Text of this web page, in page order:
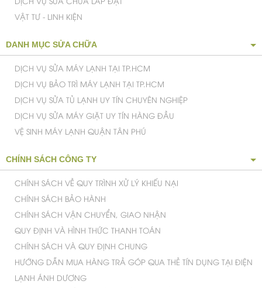
DỊCH VỤ SỬA CHỮA LẮP ĐẶT
VẬT TƯ - LINH KIỆN
DANH MỤC SỬA CHỮA
DỊCH VỤ SỬA MÁY LẠNH TẠI TP.HCM
DỊCH VỤ BẢO TRÌ MÁY LẠNH TẠI TP.HCM
DỊCH VỤ SỬA TỦ LẠNH UY TÍN CHUYÊN NGHIỆP
DỊCH VỤ SỬA MÁY GIẶT UY TÍN HÀNG ĐẦU
VỆ SINH MÁY LẠNH QUẬN TÂN PHÚ
CHÍNH SÁCH CÔNG TY
CHÍNH SÁCH VỀ QUY TRÌNH XỬ LÝ KHIẾU NẠI
CHÍNH SÁCH BẢO HÀNH
CHÍNH SÁCH VẬN CHUYỂN, GIAO NHẬN
QUY ĐỊNH VÀ HÌNH THỨC THANH TOÁN
CHÍNH SÁCH VÀ QUY ĐỊNH CHUNG
HƯỚNG DẪN MUA HÀNG TRẢ GÓP QUA THẺ TÍN DỤNG TẠI ĐIỆN
LẠNH ÁNH DƯƠNG